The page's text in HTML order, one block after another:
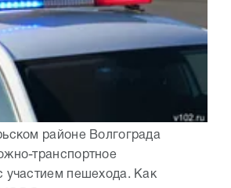
районе Волгограда
транспортное
участием пешехода. Как